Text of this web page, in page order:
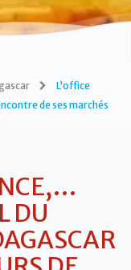
L’office
de ses marchés
DU